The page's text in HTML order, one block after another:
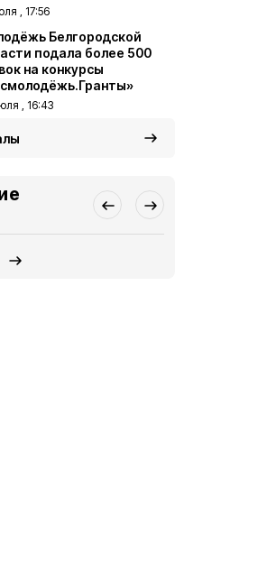
, 17:56
Белгородской
подала более 500
на конкурсы
, 16:43